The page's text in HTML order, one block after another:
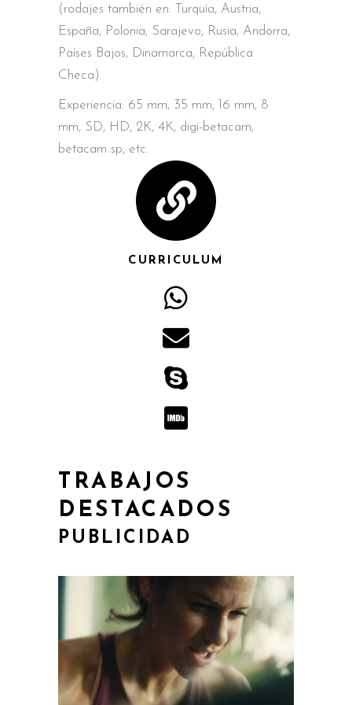
(rodajes también en: Turquía, Austria,
España, Polonia, Sarajevo, Rusia, Andorra,
Países Bajos, Dinamarca, República
Checa).
Experiencia: 65 mm, 35 mm, 16 mm, 8
mm, SD, HD, 2K, 4K, digi-betacam,
betacam sp, etc.
CURRICULUM
TRABAJOS
DESTACADOS
PUBLICIDAD